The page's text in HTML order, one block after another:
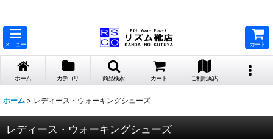
メニュー カート
ホーム カテゴリ 商品検索 カート ご利用案内
ホーム > レディース・ウォーキングシューズ
レディース・ウォーキングシューズ